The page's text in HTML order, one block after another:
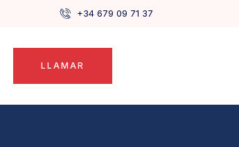
+34 679 09 71 37
LLAMAR